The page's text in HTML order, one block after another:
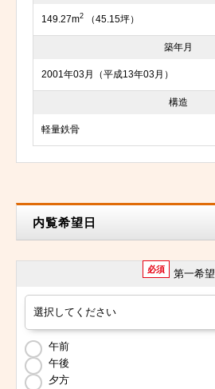
149.27m2 （45.15坪）
築年月
2001年03月（平成13年03月）
構造
軽量鉄骨
内覧希望日
必須 第一希望
午前
午後
夕方